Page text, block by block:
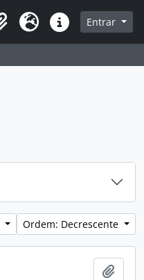
Idioma Atalhos Entrar
Ordem: Decrescente